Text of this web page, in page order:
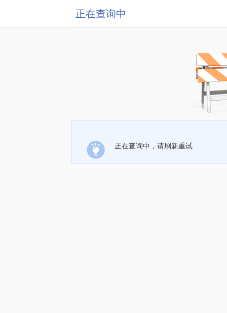
正在查询中
正在查询中，请刷新重试